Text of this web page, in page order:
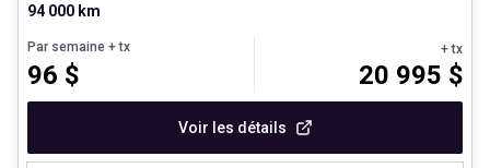
94 000 km
Par semaine + tx
96 $
+ tx
20 995 $
Voir les détails